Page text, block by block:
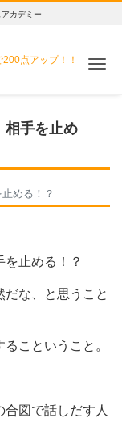
カデミー
点アップ！！
手を止め
める！？
止める！？
な、と思うこと
こということ。
図で話しだす人